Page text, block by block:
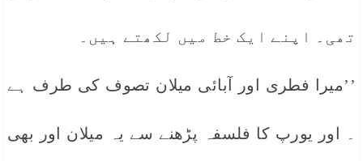
تھی۔ اپنے ایک خط میں لکھتے ہیں۔
’’میرا فطری اور آبائی میلان تصوف کی طرف ہے
۔ اور یورپ کا فلسفہ پڑھنے سے یہ میلان اور بھی